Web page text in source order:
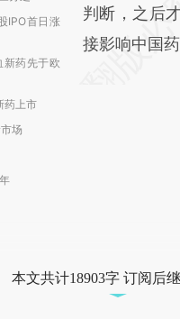
IPO首日涨
新药先于欧
药上市
场
判断，之后
接影响中国
本文共计18903字 订阅后